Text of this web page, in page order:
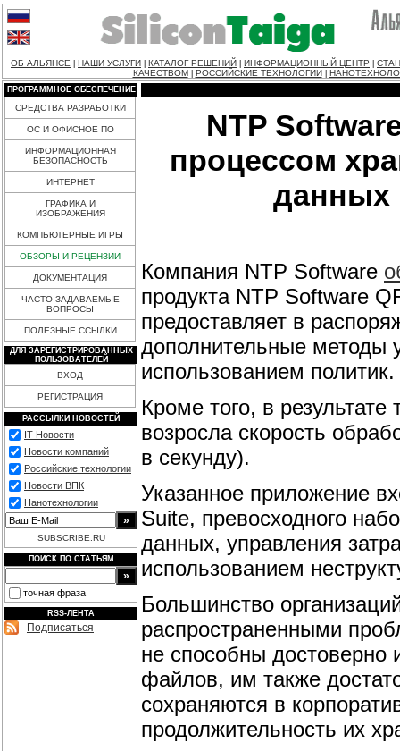
ОБ АЛЬЯНСЕ НАШИ УСЛУГИ КАТАЛОГ РЕШЕНИЙ ИНФОРМАЦИОННЫЙ ЦЕНТР
КАЧЕСТВОМ
РОССИЙСКИЕ ТЕХНОЛОГИИ
ПРОГРАММНОЕ ОБЕСПЕЧЕНИЕ
СРЕДСТВА РАЗРАБОТКИ
ОС И ОФИСНОЕ ПО
ИНФОРМАЦИОННАЯ
БЕЗОПАСНОСТЬ
ИНТЕРНЕТ
ГРАФИКА И
ИЗОБРАЖЕНИЯ
КОМПЬЮТЕРНЫЕ ИГРЫ
ОБЗОРЫ И РЕЦЕНЗИИ
ДОКУМЕНТАЦИЯ
ЧАСТО ЗАДАВАЕМЫЕ
ВОПРОСЫ
ПОЛЕЗНЫЕ ССЫЛКИ
ДЛЯ ЗАРЕГИСТРИРОВАННЫХ
ПОЛЬЗОВАТЕЛЕЙ
ВХОД
РЕГИСТРАЦИЯ
РАССЫЛКИ НОВОСТЕЙ
IT-Новости
Новости компаний
Российские технологии
Новости ВПК
Нанотехнологии
SUBSCRIBE.RU
ПОИСК ПО СТАТЬЯМ
точная фраза
RSS-ЛЕНТА
Подписаться
NTP
процессом
данных
Компания NTP Software
продукта NTP Software
предоставляет в
дополнительные методы
использованием политик.
Кроме того, в
возросла скорость
в секунду).
Указанное приложение
Suite, превосходного
данных, управления
использованием
Большинство
распространенными
не способны
файлов, им также
сохраняются в
продолжительность их